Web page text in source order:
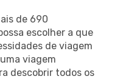
de 690
escolher a que
de viagem
viagem
descobrir todos os